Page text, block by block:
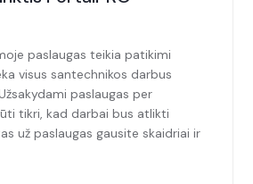
paslaugas teikia patikimi
visus santechnikos darbus
paslaugas per
tikri, kad darbai bus atlikti
už paslaugas gausite skaidriai ir